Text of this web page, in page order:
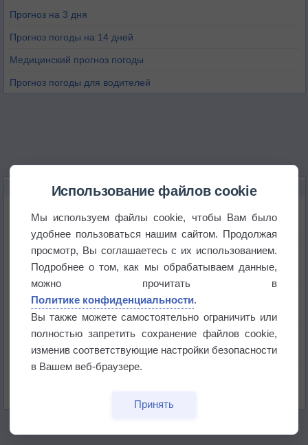
Прогноз на 3 дня
Прогноз погоды на 14 дней
Медицинский прогноз погоды
Прогноз погоды для водителей
НОВОЕ О ПОГОДЕ
Атмосфера начала замерзать
В Приморье обнаружены морские волны тепла
Изменение климата повлияло на ареал обитания
бабочек
Погода в Екатеринбурге 6 августа
Использование файлов cookie
Мы используем файлы cookie, чтобы Вам было
удобнее пользоваться нашим сайтом. Продолжая
просмотр, Вы соглашаетесь с их использованием.
Подробнее о том, как мы обрабатываем данные,
можно прочитать в
Политике конфиденциальности.
Вы также можете самостоятельно ограничить или
полностью запретить сохранение файлов cookie,
изменив соответствующие настройки безопасности
в Вашем веб-браузере.
Принять